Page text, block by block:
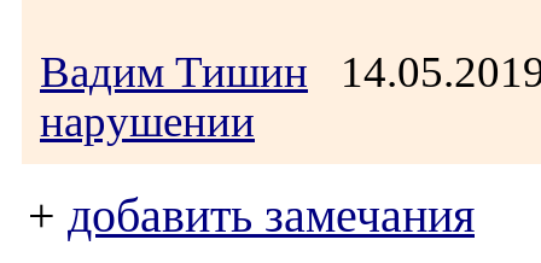
Вадим Тишин
нарушении
+ добавить замечания